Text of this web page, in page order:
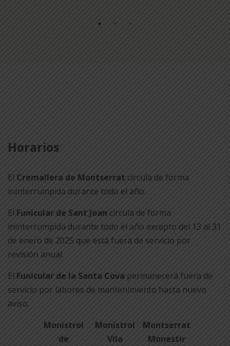
Horarios
El Cremallera de Montserrat circula de forma
ininterrumpida durante todo el año.
El Funicular de Sant Joan circula de forma
ininterrumpida durante todo el año excepto del 13 al 31
de enero de 2025 que está fuera de servicio por
revisión anual.
El Funicular de la Santa Cova permanecerá fuera de
servicio por labores de mantenimiento hasta nuevo
aviso.
Monistrol
de
Monistrol
Vila
Montserrat
Monestir